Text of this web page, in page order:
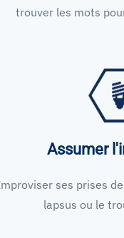
trouver les mots
Assumer
ses prises
lapsus ou le